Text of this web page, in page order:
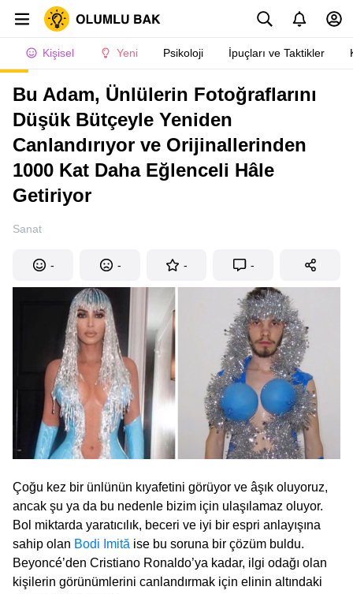
Kişisel Yeni Psikoloji İpuçları ve Taktikler
Bu Adam, Ünlülerin Fotoğraflarını
Düşük Bütçeyle Yeniden
Canlandırıyor ve Orijinallerinden
1000 Kat Daha Eğlenceli Hâle
Getiriyor
Sanat
- - - -
Çoğu kez bir ünlünün kıyafetini görüyor ve âşık oluyoruz,
ancak şu ya da bu nedenle bizim için ulaşılamaz oluyor.
Bol miktarda yaratıcılık, beceri ve iyi bir espri anlayışına
sahip olan Bodi Imită ise bu soruna bir çözüm buldu.
Beyoncé’den Cristiano Ronaldo’ya kadar, ilgi odağı olan
kişilerin görünümlerini canlandırmak için elinin altındaki